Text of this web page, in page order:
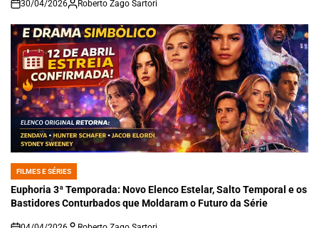
on
30/04/2026 Roberto Zago Sartori
POSTED
IN
FILMES E SÉRIES
Euphoria 3ª Temporada: Novo Elenco Estelar, Salto Temporal e os
Bastidores Conturbados que Moldaram o Futuro da Série